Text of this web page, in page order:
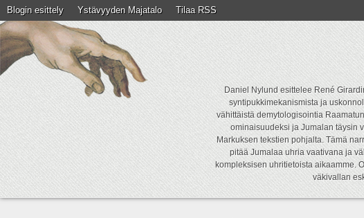
Blogin esittely Ystävyyden Majatalo Tilaa RSS
Daniel Nylund esittelee René
syntipukkimekanismista ja
vähittäistä demytologisointia
ominaisuudeksi ja Jumalan täysin
Markuksen tekstien pohjalta. Tämä
pitää Jumalaa uhria vaativana ja
kompleksisen uhritietoista aikaamme.
väkivallan